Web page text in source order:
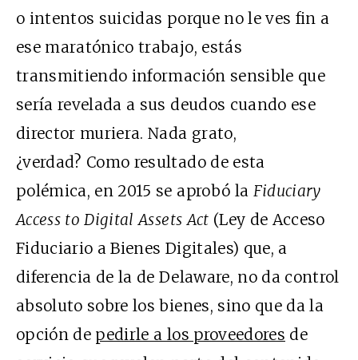
o intentos suicidas porque no le ves fin a
ese maratónico trabajo, estás
transmitiendo información sensible que
sería revelada a sus deudos cuando ese
director muriera. Nada grato,
¿verdad? Como resultado de esta
polémica, en 2015 se aprobó la Fiduciary
Access to Digital Assets Act (Ley de Acceso
Fiduciario a Bienes Digitales) que, a
diferencia de la de Delaware, no da control
absoluto sobre los bienes, sino que da la
opción de pedirle a los proveedores de